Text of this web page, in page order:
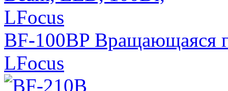
BF-100BP Вращающаяся
LFocus